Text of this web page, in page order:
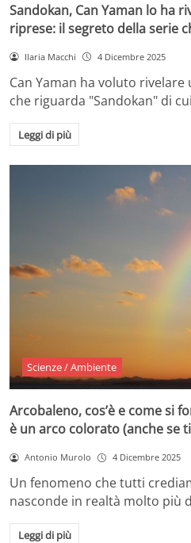
Sandokan, Can Yaman lo ha
riprese: il segreto della serie
Ilaria Macchi 4 Dicembre 2025
Can Yaman ha voluto
che riguarda "Sandokan" di
Leggi di più
Scienze / Ambiente
Arcobaleno, cos’è e come si
è un arco colorato (anche se
Antonio Murolo 4 Dicembre 2025
Un fenomeno che tutti
nasconde in realtà molto più
Leggi di più